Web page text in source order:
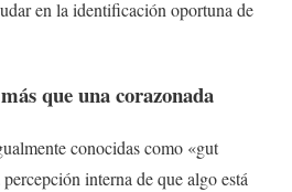
en la identificación oportuna de
que una corazonada
conocidas como «gut
interna de que algo está